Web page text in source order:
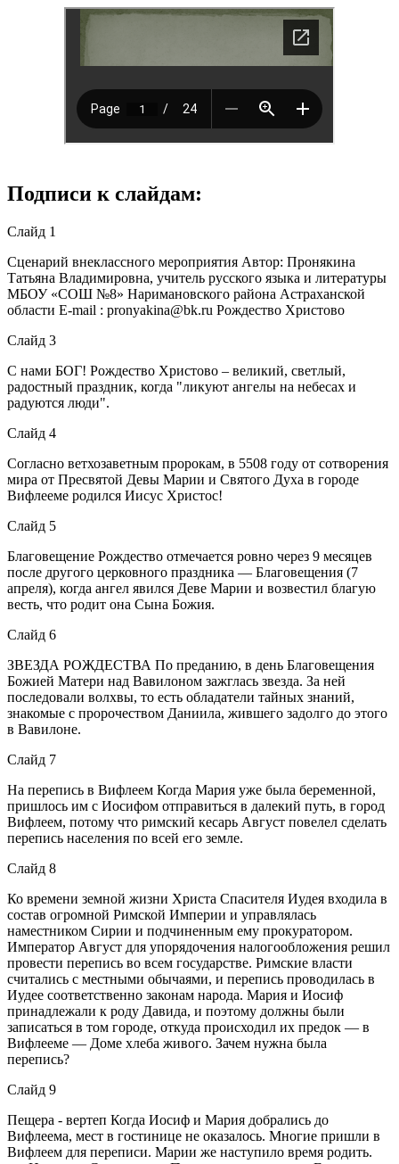
Подписи к слайдам:
Слайд 1
Сценарий внеклассного мероприятия Автор: Пронякина
Татьяна Владимировна, учитель русского языка и литературы
МБОУ «СОШ №8» Наримановского района Астраханской
области E-mail : pronyakina@bk.ru Рождество Христово
Слайд 3
С нами БОГ! Рождество Христово – великий, светлый,
радостный праздник, когда "ликуют ангелы на небесах и
радуются люди".
Слайд 4
Согласно ветхозаветным пророкам, в 5508 году от сотворения
мира от Пресвятой Девы Марии и Святого Духа в городе
Вифлееме родился Иисус Христос!
Слайд 5
Благовещение Рождество отмечается ровно через 9 месяцев
после другого церковного праздника — Благовещения (7
апреля), когда ангел явился Деве Марии и возвестил благую
весть, что родит она Сына Божия.
Слайд 6
ЗВЕЗДА РОЖДЕСТВА По преданию, в день Благовещения
Божией Матери над Вавилоном зажглась звезда. За ней
последовали волхвы, то есть обладатели тайных знаний,
знакомые с пророчеством Даниила, жившего задолго до этого
в Вавилоне.
Слайд 7
На перепись в Вифлеем Когда Мария уже была беременной,
пришлось им с Иосифом отправиться в далекий путь, в город
Вифлеем, потому что римский кесарь Август повелел сделать
перепись населения по всей его земле.
Слайд 8
Ко времени земной жизни Христа Спасителя Иудея входила в
состав огромной Римской Империи и управлялась
наместником Сирии и подчиненным ему прокуратором.
Император Август для упорядочения налогообложения решил
провести перепись во всем государстве. Римские власти
считались с местными обычаями, и перепись проводилась в
Иудее соответственно законам народа. Мария и Иосиф
принадлежали к роду Давида, и поэтому должны были
записаться в том городе, откуда происходил их предок — в
Вифлееме — Доме хлеба живого. Зачем нужна была
перепись?
Слайд 9
Пещера - вертеп Когда Иосиф и Мария добрались до
Вифлеема, мест в гостинице не оказалось. Многие пришли в
Вифлеем для переписи. Марии же наступило время родить.